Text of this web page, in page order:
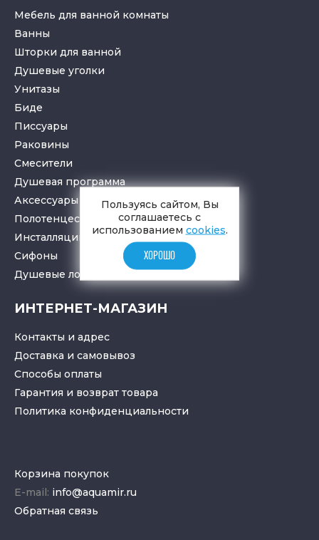
Мебель для ванной комнаты
Ванны
Шторки для ванной
Душевые уголки
Унитазы
Биде
Писсуары
Раковины
Смесители
Душевая программа
Аксессуары в ванную
Полотенцесушители
Инсталляции для санузлов
Cифоны
Душевые лотки
трапы
ИНТЕРНЕТ-МАГАЗИН
Контакты и адрес
Доставка и самовывоз
Способы оплаты
Гарантия и возврат товара
Политика конфиденциальности
Корзина покупок
E-mail: info@aquamir.ru
Обратная связь
Пользуясь сайтом, Вы
соглашаетесь с
использованием cookies.
ХОРОШО